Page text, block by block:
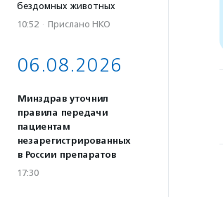
бездомных животных
10:52 · Прислано НКО
06.08.2026
Минздрав уточнил
правила передачи
пациентам
незарегистрированных
в России препаратов
17:30